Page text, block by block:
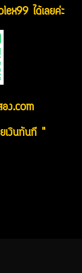
ได้เลยค่ะ
ง.com
เงินทันที "